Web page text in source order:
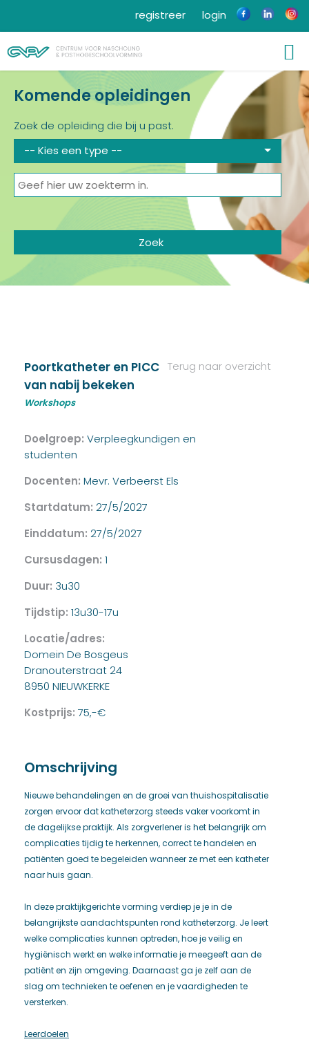
login
registreer
Komende opleidingen
Zoek de opleiding die bij u past.
-- Kies een type --
Terug naar overzicht
Poortkatheter en PICC
van nabij bekeken
Workshops
Doelgroep: Verpleegkundigen en
studenten
Docenten: Mevr. Verbeerst Els
Startdatum: 27/5/2027
Einddatum: 27/5/2027
Cursusdagen: 1
Duur: 3u30
Tijdstip: 13u30-17u
Locatie/adres:
Domein De Bosgeus
Dranouterstraat 24
8950 NIEUWKERKE
Kostprijs: 75,-€
Omschrijving
Nieuwe behandelingen en de groei van thuishospitalisatie
zorgen ervoor dat katheterzorg steeds vaker voorkomt in
de dagelijkse praktijk. Als zorgverlener is het belangrijk om
complicaties tijdig te herkennen, correct te handelen en
patiënten goed te begeleiden wanneer ze met een katheter
naar huis gaan.
In deze praktijkgerichte vorming verdiep je je in de
belangrijkste aandachtspunten rond katheterzorg. Je leert
welke complicaties kunnen optreden, hoe je veilig en
hygiënisch werkt en welke informatie je meegeeft aan de
patiënt en zijn omgeving. Daarnaast ga je zelf aan de
slag om technieken te oefenen en je vaardigheden te
versterken.
Leerdoelen